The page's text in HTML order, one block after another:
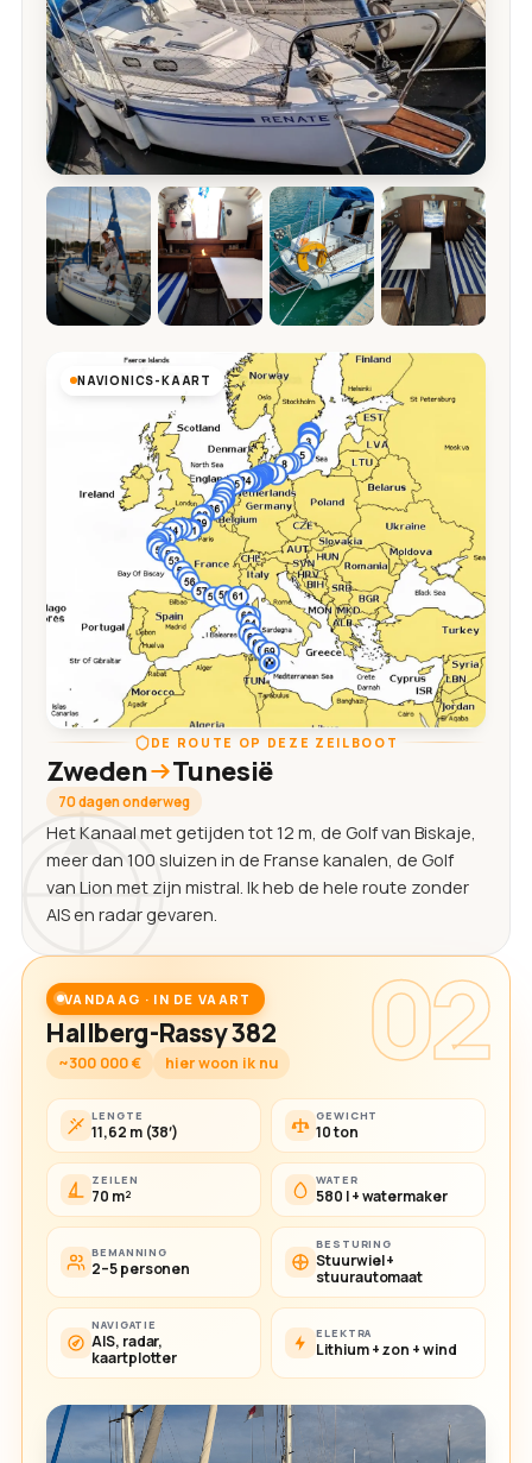
NAVIONICS-KAART
DE ROUTE OP DEZE ZEILBOOT
Zweden Tunesië
70 dagen onderweg
Het Kanaal met getijden tot 12 m, de Golf van Biskaje,
meer dan 100 sluizen in de Franse kanalen, de Golf
van Lion met zijn mistral. Ik heb de hele route zonder
AIS en radar gevaren.
02
VANDAAG · IN DE VAART
Hallberg-Rassy 382
~300 000 € hier woon ik nu
LENGTE
11,62 m (38′)
GEWICHT
10 ton
ZEILEN
70 m²
WATER
580 l + watermaker
BEMANNING
2–5 personen
BESTURING
Stuurwiel +
stuurautomaat
NAVIGATIE
AIS, radar,
kaartplotter
ELEKTRA
Lithium + zon + wind